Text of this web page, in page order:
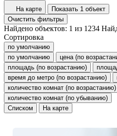
На карте
Показать 1 объект
Очистить фильтры
Найдено объектов: 1 из 1234
Сортировка
по умолчанию
по умолчанию
цена (по
площадь (по возрастанию)
время до метро (по возрастанию)
количество комнат (по возрастанию)
количество комнат (по убыванию)
Списком
На карте